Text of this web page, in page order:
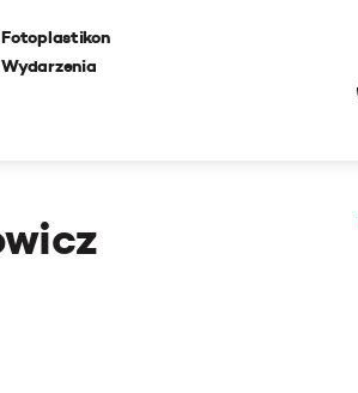
Fotoplastikon
Wydarzenia